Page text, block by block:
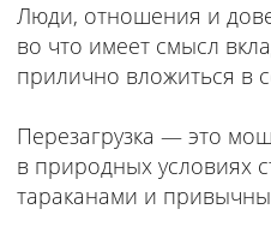
Люди, отношения и
во что имеет смысл
прилично вложиться в
Перезагрузка — это
в природных условиях
тараканами и